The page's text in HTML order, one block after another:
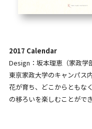
2017 Calendar
Design：坂本理恵（家政学
東京家政大学のキャンパス
花が育ち、どこからともな
の移ろいを楽しむことができ